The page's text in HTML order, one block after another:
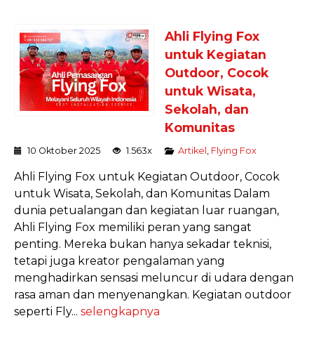
Ahli Flying Fox
untuk Kegiatan
Outdoor, Cocok
untuk Wisata,
Sekolah, dan
Komunitas
10 Oktober 2025 1.563x Artikel Flying Fox
Ahli Flying Fox untuk Kegiatan Outdoor, Cocok
untuk Wisata, Sekolah, dan Komunitas Dalam
dunia petualangan dan kegiatan luar ruangan,
Ahli Flying Fox memiliki peran yang sangat
penting. Mereka bukan hanya sekadar teknisi,
tetapi juga kreator pengalaman yang
menghadirkan sensasi meluncur di udara dengan
rasa aman dan menyenangkan. Kegiatan outdoor
seperti Fly... selengkapnya